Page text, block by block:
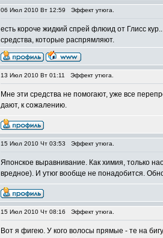
06 Июл 2010 Вт 12:59 Эффект утюга.
есть короче жидкий спрей флюид от Глисс
средства, которые распрямляют.
13 Июл 2010 Вт 01:11 Эффект утюга.
Мне эти средства не помогают, уже все
дают, к сожалению.
15 Июл 2010 Чт 03:53 Эффект утюга.
Японское выравнивание. Как химия, только
вредное). И утюг вообще не понадобится.
15 Июл 2010 Чт 08:16 Эффект утюга.
Вот я фигею. У кого волосы прямые - те на